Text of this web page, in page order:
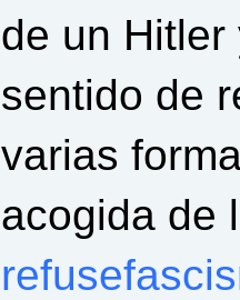
de un
sentido de
varias
acogida de